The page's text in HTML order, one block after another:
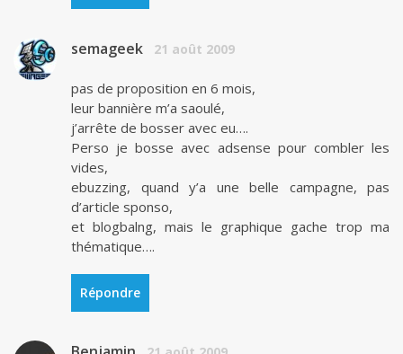
semageek 21 août 2009
pas de proposition en 6 mois,
leur bannière m’a saoulé,
j’arrête de bosser avec eu….
Perso je bosse avec adsense pour combler les
vides,
ebuzzing, quand y’a une belle campagne, pas
d’article sponso,
et blogbalng, mais le graphique gache trop ma
thématique….
Répondre